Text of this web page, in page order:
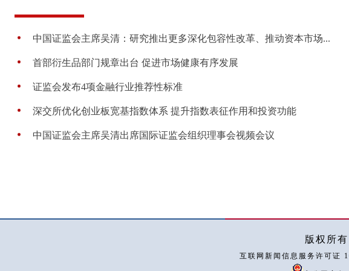
中国证监会主席吴清：研究推出更多深化包容性改革、推动资本市场...
首部衍生品部门规章出台 促进市场健康有序发展
证监会发布4项金融行业推荐性标准
深交所优化创业板宽基指数体系 提升指数表征作用和投资功能
中国证监会主席吴清出席国际证监会组织理事会视频会议
版权所有
互联网新闻信息服务许可证